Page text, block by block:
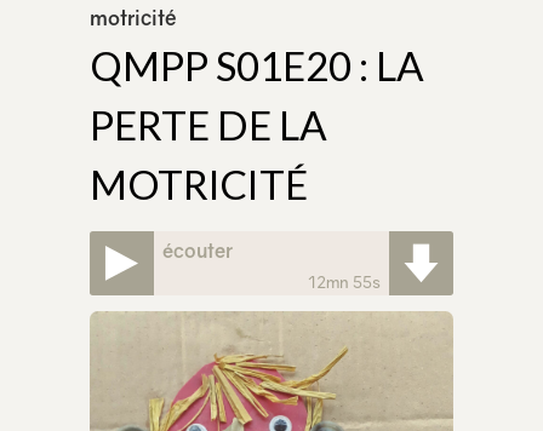
motricité
QMPP S01E20 : LA
PERTE DE LA
MOTRICITÉ
écouter
12mn 55s